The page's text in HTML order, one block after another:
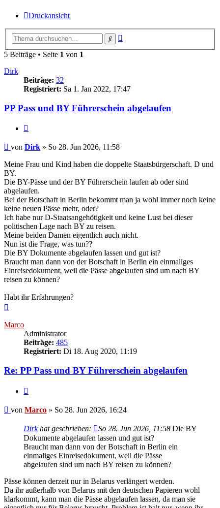
Druckansicht
Suche
5 Beiträge • Seite 1 von 1
Dirk
Beiträge: 32
Registriert: Sa 1. Jan 2022, 17:47
PP Pass und BY Führerschein abgelaufen
Beitrag
von Dirk » So 28. Jun 2026, 11:58
Meine Frau und Kind haben die doppelte Staatsbürgerschaft. D und
BY.
Die BY-Pässe und der BY Führerschein laufen ab oder sind
abgelaufen.
Bei der Botschaft in Berlin bekommt man ja wohl immer noch keine
keine neuen Pässe mehr, oder?
Ich habe nur D-Staatsangehötigkeit und keine Lust bei dieser
politischen Lage nach BY zu reisen.
Meine beiden Damen eigentlich auch nicht.
Nun ist die Frage, was tun??
Die BY Dokumente abgelaufen lassen und gut ist?
Braucht man dann von der Botschaft in Berlin ein einmaliges
Einreisedokument, weil die Pässe abgelaufen sind um nach BY
reisen zu können?
Habt ihr Erfahrungen?
Marco
Administrator
Beiträge: 485
Registriert: Di 18. Aug 2020, 11:19
Re: PP Pass und BY Führerschein abgelaufen
Beitrag
von Marco » So 28. Jun 2026, 16:24
Dirkhat geschrieben: So 28. Jun 2026, 11:58 Die BY
Dokumente abgelaufen lassen und gut ist?
Braucht man dann von der Botschaft in Berlin ein
einmaliges Einreisedokument, weil die Pässe
abgelaufen sind um nach BY reisen zu können?
Pässe können derzeit nur in Belarus verlängert werden.
Da ihr außerhalb von Belarus mit den deutschen Papieren wohl
klarkommt, kann man die Pässe abgelaufen lassen, da man sie